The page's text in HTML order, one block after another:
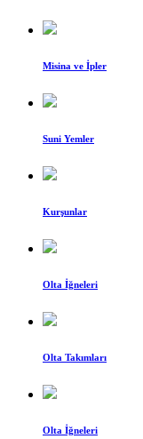
Misina ve İpler
Suni Yemler
Kurşunlar
Olta İğneleri
Olta Takımları
Olta İğneleri